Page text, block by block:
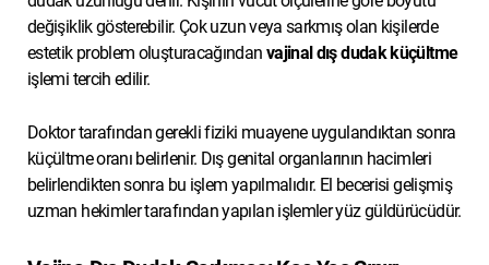
değişiklik gösterebilir. Çok uzun veya sarkmış olan kişilerde
estetik problem oluşturacağından vajinal dış dudak küçültme
işlemi tercih edilir.
Doktor tarafından gerekli fiziki muayene uygulandıktan sonra
küçültme oranı belirlenir. Dış genital organlarının hacimleri
belirlendikten sonra bu işlem yapılmalıdır. El becerisi gelişmiş
uzman hekimler tarafından yapılan işlemler yüz güldürücüdür.